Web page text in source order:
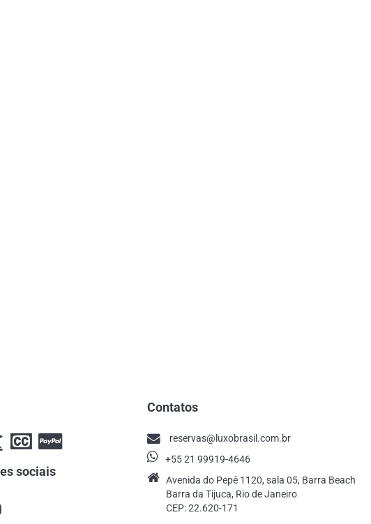
sociais
Contatos
reservas@luxobrasil.com.br
+55 21 99919-4646
Avenida do Pepê 1120, sala 05, Barra Beach
Barra da Tijuca, Rio de Janeiro
CEP: 22.620-171